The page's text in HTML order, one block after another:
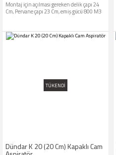
Montaj için açılması gereken delik çapı 24
Cm, Pervane çapı 23 Cm, emiş gücü 800 M3
TÜKENDİ
Dündar K 20 (20 Cm) Kapaklı Cam